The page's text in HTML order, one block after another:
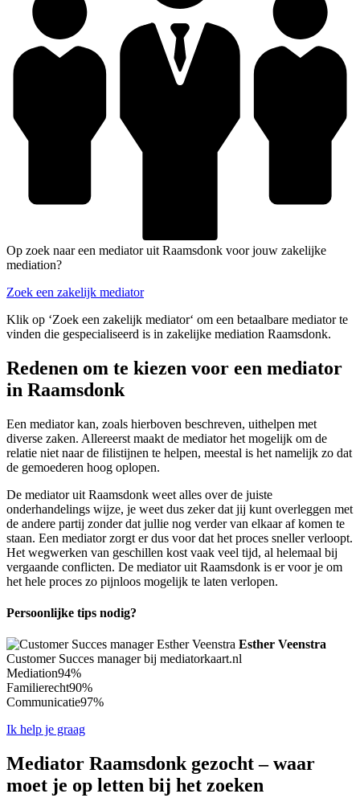
Op zoek naar een mediator uit Raamsdonk voor jouw zakelijke
mediation?
Zoek een zakelijk mediator
Klik op ‘Zoek een zakelijk mediator‘ om een betaalbare mediator te
vinden die gespecialiseerd is in zakelijke mediation Raamsdonk.
Redenen om te kiezen voor een mediator
in Raamsdonk
Een mediator kan, zoals hierboven beschreven, uithelpen met
diverse zaken. Allereerst maakt de mediator het mogelijk om de
relatie niet naar de filistijnen te helpen, meestal is het namelijk zo dat
de gemoederen hoog oplopen.
De mediator uit Raamsdonk weet alles over de juiste
onderhandelings wijze, je weet dus zeker dat jij kunt overleggen met
de andere partij zonder dat jullie nog verder van elkaar af komen te
staan. Een mediator zorgt er dus voor dat het proces sneller verloopt.
Het wegwerken van geschillen kost vaak veel tijd, al helemaal bij
vergaande conflicten. De mediator uit Raamsdonk is er voor je om
het hele proces zo pijnloos mogelijk te laten verlopen.
Persoonlijke tips nodig?
Esther Veenstra
Customer Succes manager bij mediatorkaart.nl
Mediation94%
Familierecht90%
Communicatie97%
Ik help je graag
Mediator Raamsdonk gezocht – waar
moet je op letten bij het zoeken